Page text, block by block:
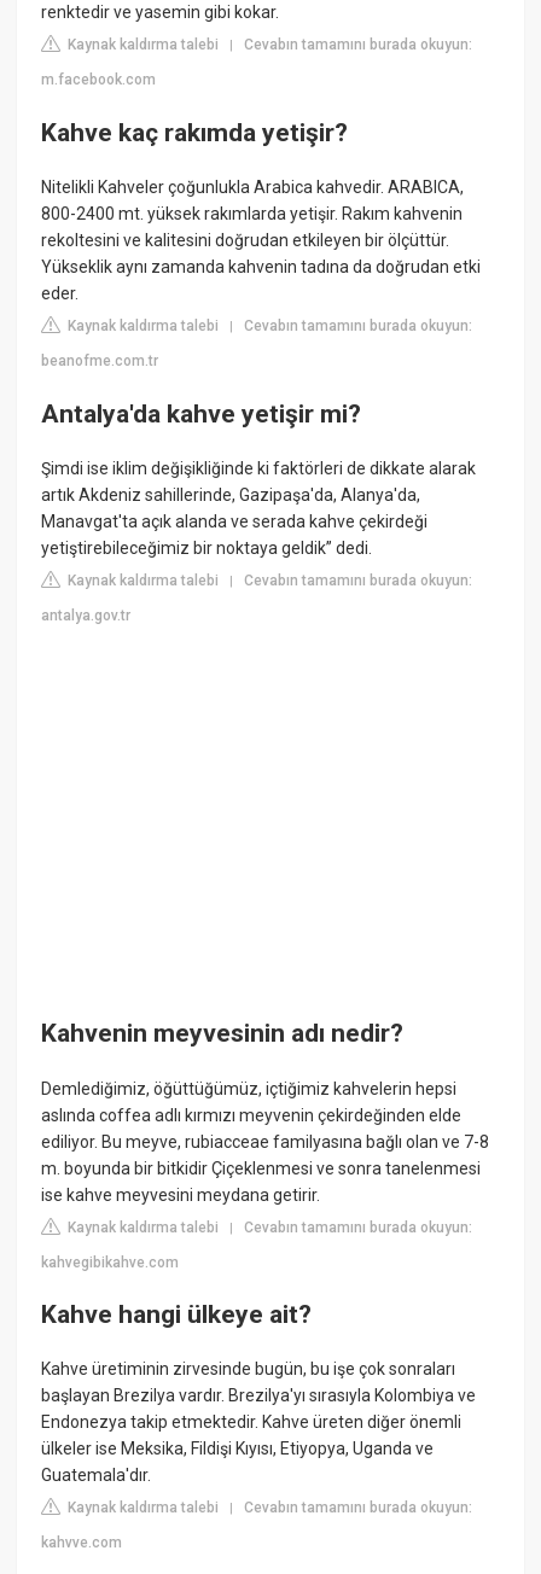
renktedir ve yasemin gibi kokar.
Kaynak kaldırma talebi |Cevabın tamamını burada okuyun:
m.facebook.com
Kahve kaç rakımda yetişir?
Nitelikli Kahveler çoğunlukla Arabica kahvedir. ARABICA,
800-2400 mt. yüksek rakımlarda yetişir. Rakım kahvenin
rekoltesini ve kalitesini doğrudan etkileyen bir ölçüttür.
Yükseklik aynı zamanda kahvenin tadına da doğrudan etki
eder.
Kaynak kaldırma talebi |Cevabın tamamını burada okuyun:
beanofme.com.tr
Antalya'da kahve yetişir mi?
Şimdi ise iklim değişikliğinde ki faktörleri de dikkate alarak
artık Akdeniz sahillerinde, Gazipaşa'da, Alanya'da,
Manavgat'ta açık alanda ve serada kahve çekirdeği
yetiştirebileceğimiz bir noktaya geldik” dedi.
Kaynak kaldırma talebi |Cevabın tamamını burada okuyun:
antalya.gov.tr
Kahvenin meyvesinin adı nedir?
Demlediğimiz, öğüttüğümüz, içtiğimiz kahvelerin hepsi
aslında coffea adlı kırmızı meyvenin çekirdeğinden elde
ediliyor. Bu meyve, rubiacceae familyasına bağlı olan ve 7-8
m. boyunda bir bitkidir Çiçeklenmesi ve sonra tanelenmesi
ise kahve meyvesini meydana getirir.
Kaynak kaldırma talebi |Cevabın tamamını burada okuyun:
kahvegibikahve.com
Kahve hangi ülkeye ait?
Kahve üretiminin zirvesinde bugün, bu işe çok sonraları
başlayan Brezilya vardır. Brezilya'yı sırasıyla Kolombiya ve
Endonezya takip etmektedir. Kahve üreten diğer önemli
ülkeler ise Meksika, Fildişi Kıyısı, Etiyopya, Uganda ve
Guatemala'dır.
Kaynak kaldırma talebi |Cevabın tamamını burada okuyun:
kahvve.com